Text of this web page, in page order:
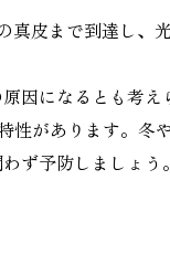
皮まで到達し、
因になるとも考
性があります。冬
ず予防しましょう。